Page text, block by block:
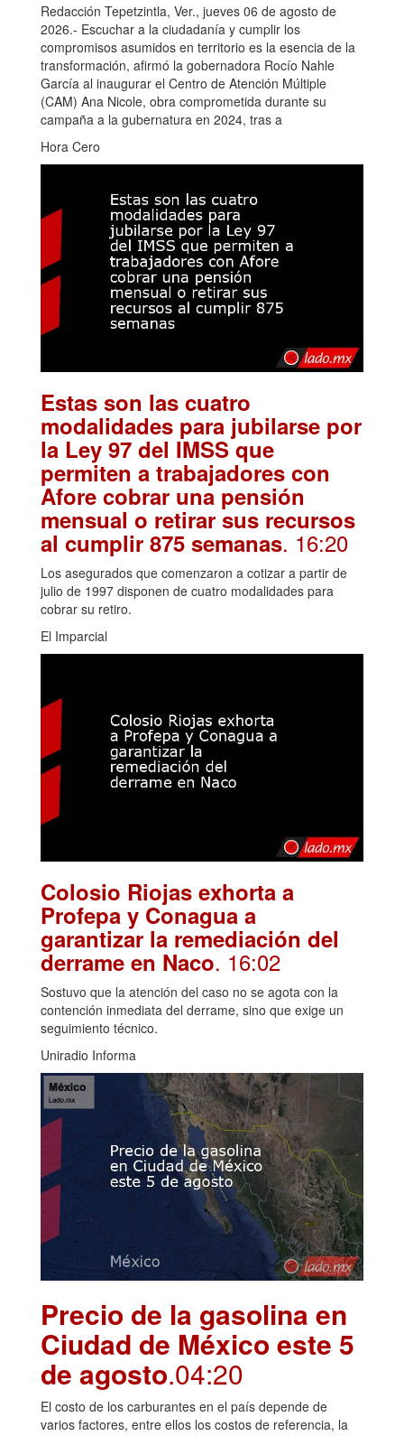
Redacción Tepetzintla, Ver., jueves 06 de agosto de
2026.- Escuchar a la ciudadanía y cumplir los
compromisos asumidos en territorio es la esencia de la
transformación, afirmó la gobernadora Rocío Nahle
García al inaugurar el Centro de Atención Múltiple
(CAM) Ana Nicole, obra comprometida durante su
campaña a la gubernatura en 2024, tras a
Hora Cero
Estas son las cuatro
modalidades para jubilarse por
la Ley 97 del IMSS que
permiten a trabajadores con
Afore cobrar una pensión
mensual o retirar sus recursos
al cumplir 875 semanas. 16:20
Los asegurados que comenzaron a cotizar a partir de
julio de 1997 disponen de cuatro modalidades para
cobrar su retiro.
El Imparcial
Colosio Riojas exhorta a
Profepa y Conagua a
garantizar la remediación del
derrame en Naco. 16:02
Sostuvo que la atención del caso no se agota con la
contención inmediata del derrame, sino que exige un
seguimiento técnico.
Uniradio Informa
Precio de la gasolina en
Ciudad de México este 5
de agosto.04:20
El costo de los carburantes en el país depende de
varios factores, entre ellos los costos de referencia, la